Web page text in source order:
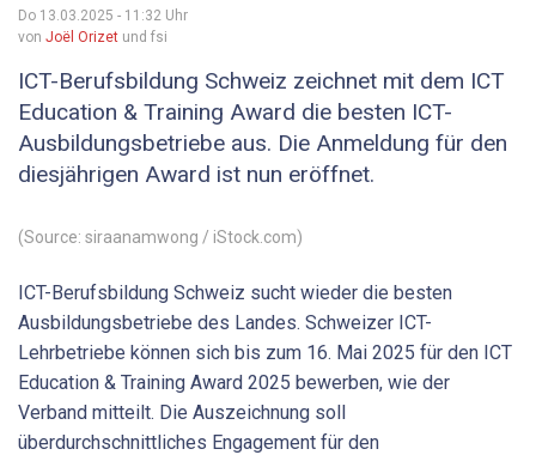
Do 13.03.2025 - 11:32 Uhr
von Joël Orizet und fsi
ICT-Berufsbildung Schweiz zeichnet mit dem ICT
Education & Training Award die besten ICT-
Ausbildungsbetriebe aus. Die Anmeldung für den
diesjährigen Award ist nun eröffnet.
(Source: siraanamwong / iStock.com)
ICT-Berufsbildung Schweiz sucht wieder die besten
Ausbildungsbetriebe des Landes. Schweizer ICT-
Lehrbetriebe können sich bis zum 16. Mai 2025 für den ICT
Education & Training Award 2025 bewerben, wie der
Verband mitteilt. Die Auszeichnung soll
überdurchschnittliches Engagement für den